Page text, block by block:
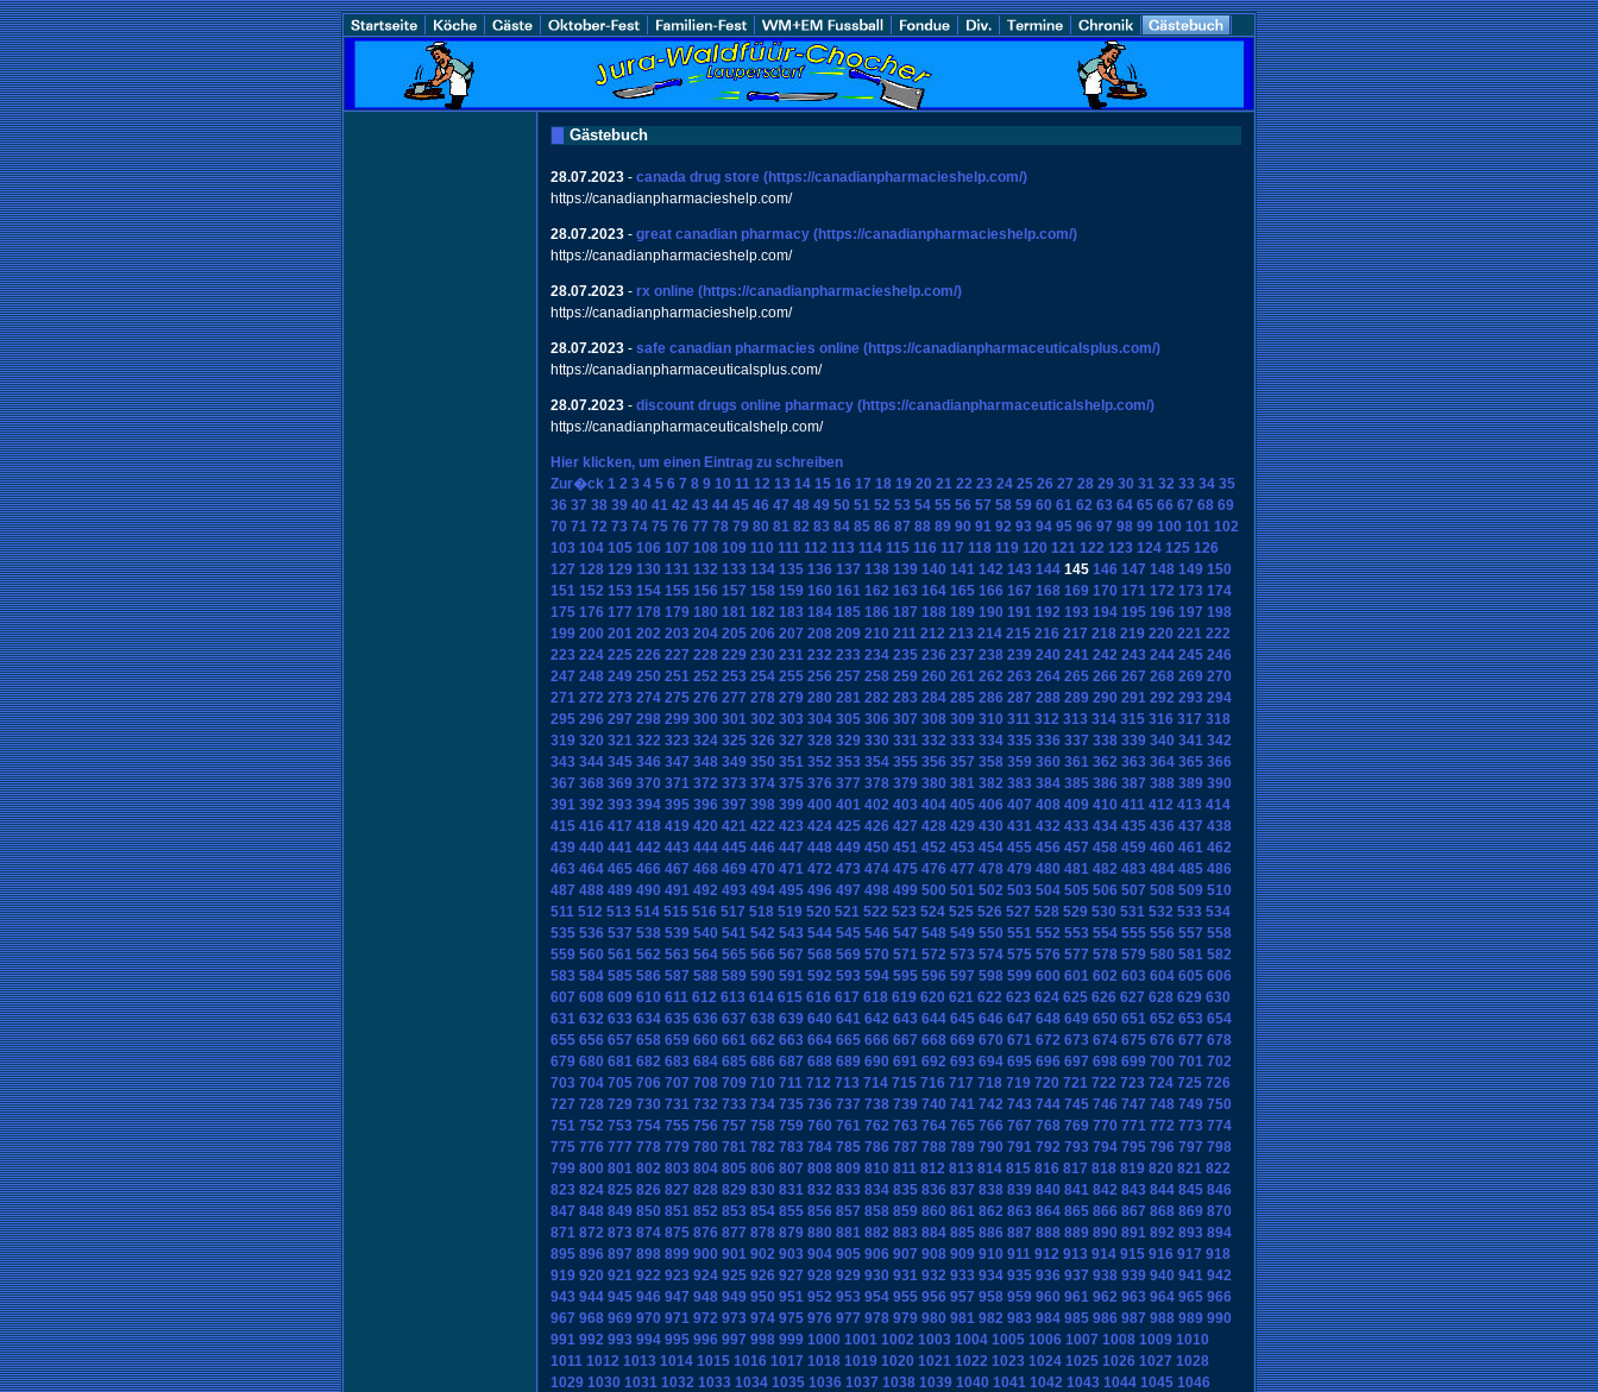
Gästebuch
28.07.2023 - canada drug store (https://canadianpharmacieshelp.com/)
https://canadianpharmacieshelp.com/
28.07.2023 - great canadian pharmacy (https://canadianpharmacieshelp.com/)
https://canadianpharmacieshelp.com/
28.07.2023 - rx online (https://canadianpharmacieshelp.com/)
https://canadianpharmacieshelp.com/
28.07.2023 - safe canadian pharmacies online (https://canadianpharmaceuticalsplus.com/)
https://canadianpharmaceuticalsplus.com/
28.07.2023 - discount drugs online pharmacy (https://canadianpharmaceuticalshelp.com/)
https://canadianpharmaceuticalshelp.com/
Hier klicken, um einen Eintrag zu schreiben
Zur�ck 1 2 3 4 5 6 7 8 9 10 11 12 13 14 15 16 17 18 19 20 21 22 23 24 25 26 27 28 29 30 31 32 33 34 35
36 37 38 39 40 41 42 43 44 45 46 47 48 49 50 51 52 53 54 55 56 57 58 59 60 61 62 63 64 65 66 67 68 69
70 71 72 73 74 75 76 77 78 79 80 81 82 83 84 85 86 87 88 89 90 91 92 93 94 95 96 97 98 99 100 101 102
103 104 105 106 107 108 109 110 111 112 113 114 115 116 117 118 119 120 121 122 123 124 125 126
127 128 129 130 131 132 133 134 135 136 137 138 139 140 141 142 143 144 145 146 147 148 149 150
151 152 153 154 155 156 157 158 159 160 161 162 163 164 165 166 167 168 169 170 171 172 173 174
175 176 177 178 179 180 181 182 183 184 185 186 187 188 189 190 191 192 193 194 195 196 197 198
199 200 201 202 203 204 205 206 207 208 209 210 211 212 213 214 215 216 217 218 219 220 221 222
223 224 225 226 227 228 229 230 231 232 233 234 235 236 237 238 239 240 241 242 243 244 245 246
247 248 249 250 251 252 253 254 255 256 257 258 259 260 261 262 263 264 265 266 267 268 269 270
271 272 273 274 275 276 277 278 279 280 281 282 283 284 285 286 287 288 289 290 291 292 293 294
295 296 297 298 299 300 301 302 303 304 305 306 307 308 309 310 311 312 313 314 315 316 317 318
319 320 321 322 323 324 325 326 327 328 329 330 331 332 333 334 335 336 337 338 339 340 341 342
343 344 345 346 347 348 349 350 351 352 353 354 355 356 357 358 359 360 361 362 363 364 365 366
367 368 369 370 371 372 373 374 375 376 377 378 379 380 381 382 383 384 385 386 387 388 389 390
391 392 393 394 395 396 397 398 399 400 401 402 403 404 405 406 407 408 409 410 411 412 413 414
415 416 417 418 419 420 421 422 423 424 425 426 427 428 429 430 431 432 433 434 435 436 437 438
439 440 441 442 443 444 445 446 447 448 449 450 451 452 453 454 455 456 457 458 459 460 461 462
463 464 465 466 467 468 469 470 471 472 473 474 475 476 477 478 479 480 481 482 483 484 485 486
487 488 489 490 491 492 493 494 495 496 497 498 499 500 501 502 503 504 505 506 507 508 509 510
511 512 513 514 515 516 517 518 519 520 521 522 523 524 525 526 527 528 529 530 531 532 533 534
535 536 537 538 539 540 541 542 543 544 545 546 547 548 549 550 551 552 553 554 555 556 557 558
559 560 561 562 563 564 565 566 567 568 569 570 571 572 573 574 575 576 577 578 579 580 581 582
583 584 585 586 587 588 589 590 591 592 593 594 595 596 597 598 599 600 601 602 603 604 605 606
607 608 609 610 611 612 613 614 615 616 617 618 619 620 621 622 623 624 625 626 627 628 629 630
631 632 633 634 635 636 637 638 639 640 641 642 643 644 645 646 647 648 649 650 651 652 653 654
655 656 657 658 659 660 661 662 663 664 665 666 667 668 669 670 671 672 673 674 675 676 677 678
679 680 681 682 683 684 685 686 687 688 689 690 691 692 693 694 695 696 697 698 699 700 701 702
703 704 705 706 707 708 709 710 711 712 713 714 715 716 717 718 719 720 721 722 723 724 725 726
727 728 729 730 731 732 733 734 735 736 737 738 739 740 741 742 743 744 745 746 747 748 749 750
751 752 753 754 755 756 757 758 759 760 761 762 763 764 765 766 767 768 769 770 771 772 773 774
775 776 777 778 779 780 781 782 783 784 785 786 787 788 789 790 791 792 793 794 795 796 797 798
799 800 801 802 803 804 805 806 807 808 809 810 811 812 813 814 815 816 817 818 819 820 821 822
823 824 825 826 827 828 829 830 831 832 833 834 835 836 837 838 839 840 841 842 843 844 845 846
847 848 849 850 851 852 853 854 855 856 857 858 859 860 861 862 863 864 865 866 867 868 869 870
871 872 873 874 875 876 877 878 879 880 881 882 883 884 885 886 887 888 889 890 891 892 893 894
895 896 897 898 899 900 901 902 903 904 905 906 907 908 909 910 911 912 913 914 915 916 917 918
919 920 921 922 923 924 925 926 927 928 929 930 931 932 933 934 935 936 937 938 939 940 941 942
943 944 945 946 947 948 949 950 951 952 953 954 955 956 957 958 959 960 961 962 963 964 965 966
967 968 969 970 971 972 973 974 975 976 977 978 979 980 981 982 983 984 985 986 987 988 989 990
991 992 993 994 995 996 997 998 999 1000 1001 1002 1003 1004 1005 1006 1007 1008 1009 1010
1011 1012 1013 1014 1015 1016 1017 1018 1019 1020 1021 1022 1023 1024 1025 1026 1027 1028
1029 1030 1031 1032 1033 1034 1035 1036 1037 1038 1039 1040 1041 1042 1043 1044 1045 1046